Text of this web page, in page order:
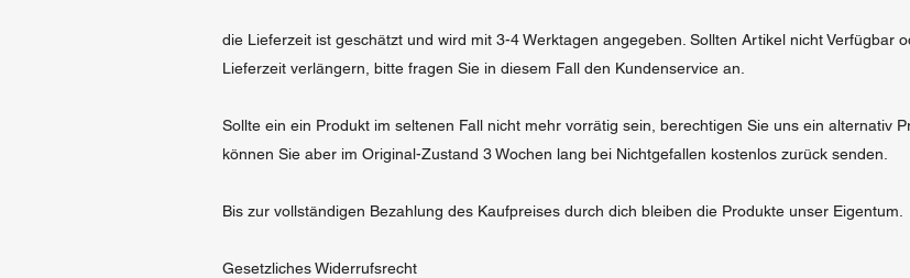
die Lieferzeit ist geschätzt und wird mit 3-4 Werktagen angegeben. Sollten Artikel nicht Verfügbar
Lieferzeit verlängern, bitte fragen Sie in diesem Fall den Kundenservice an.
Sollte ein ein Produkt im seltenen Fall nicht mehr vorrätig sein, berechtigen Sie uns ein alternativ
können Sie aber im Original-Zustand 3 Wochen lang bei Nichtgefallen kostenlos zurück senden.
Bis zur vollständigen Bezahlung des Kaufpreises durch dich bleiben die Produkte unser Eigentum.
Gesetzliches Widerrufsrecht